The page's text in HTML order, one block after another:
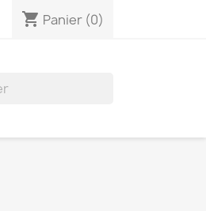
shopping_cart Panier (0)